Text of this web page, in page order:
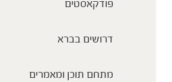
פודקאסטים
דרושים בברא
מתחם תוכן ומאמרים